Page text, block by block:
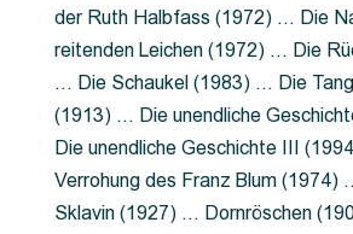
der Ruth Halbfass (1972) … Die
reitenden Leichen (1972) … Die
… Die Schaukel (1983) … Die
(1913) … Die unendliche
Die unendliche Geschichte III
Verrohung des Franz Blum (1974)
Sklavin (1927) … Dornröschen